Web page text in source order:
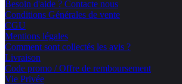
Besoin d'aide ? Contacte nous
Conditions Générales de vente
CGU
Mentions légales
Comment sont collectés les avis ?
Livraison
Code promo / Offre de remboursement
Vie Privée